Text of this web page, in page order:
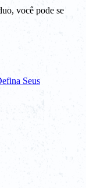
você pode se
Seus